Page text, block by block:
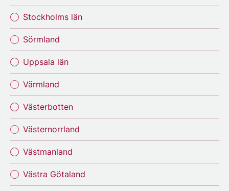
Stockholms län
Sörmland
Uppsala län
Värmland
Västerbotten
Västernorrland
Västmanland
Västra Götaland